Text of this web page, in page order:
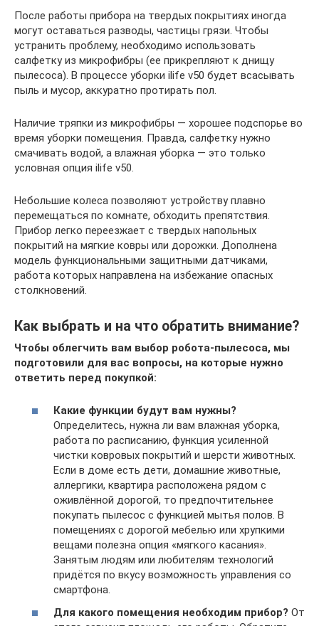
После работы прибора на твердых покрытиях иногда
могут оставаться разводы, частицы грязи. Чтобы
устранить проблему, необходимо использовать
салфетку из микрофибры (ее прикрепляют к днищу
пылесоса). В процессе уборки ilife v50 будет всасывать
пыль и мусор, аккуратно протирать пол.
Наличие тряпки из микрофибры — хорошее подспорье во
время уборки помещения. Правда, салфетку нужно
смачивать водой, а влажная уборка — это только
условная опция ilife v50.
Небольшие колеса позволяют устройству плавно
перемещаться по комнате, обходить препятствия.
Прибор легко переезжает с твердых напольных
покрытий на мягкие ковры или дорожки. Дополнена
модель функциональными защитными датчиками,
работа которых направлена на избежание опасных
столкновений.
Как выбрать и на что обратить внимание?
Чтобы облегчить вам выбор робота-пылесоса, мы
подготовили для вас вопросы, на которые нужно
ответить перед покупкой:
Какие функции будут вам нужны?
Определитесь, нужна ли вам влажная уборка,
работа по расписанию, функция усиленной
чистки ковровых покрытий и шерсти животных.
Если в доме есть дети, домашние животные,
аллергики, квартира расположена рядом с
оживлённой дорогой, то предпочтительнее
покупать пылесос с функцией мытья полов. В
помещениях с дорогой мебелью или хрупкими
вещами полезна опция «мягкого касания».
Занятым людям или любителям технологий
придётся по вкусу возможность управления со
смартфона.
Для какого помещения необходим прибор? От